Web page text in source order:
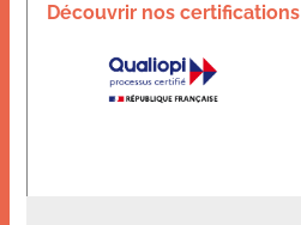
Dans les médias
Découvrir nos certifications